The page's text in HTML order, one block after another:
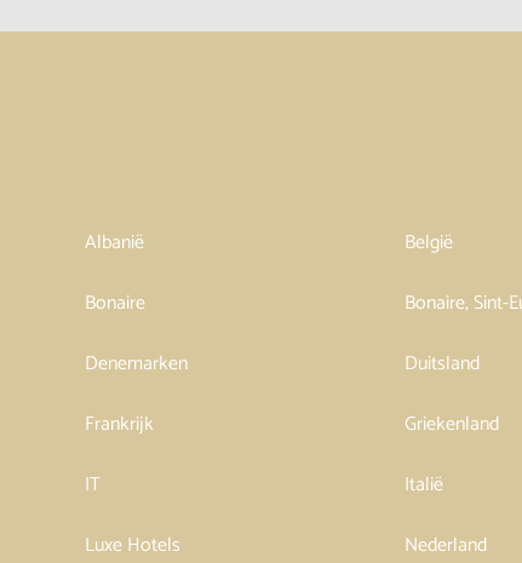
Albanië België
Bonaire
Bonaire, Sint-
Denemarken
Duitsland
Frankrijk
Griekenland
IT
Italië
Luxe Hotels
Nederland